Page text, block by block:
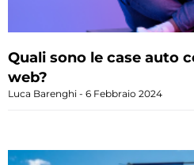
Quali sono le case auto
web?
Luca Barenghi 6 Febbraio 2024